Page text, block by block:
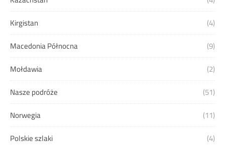
Kirgistan
(4)
Macedonia Północna
(9)
Mołdawia
(2)
Nasze podróże
(51)
Norwegia
(11)
Polskie szlaki
(4)